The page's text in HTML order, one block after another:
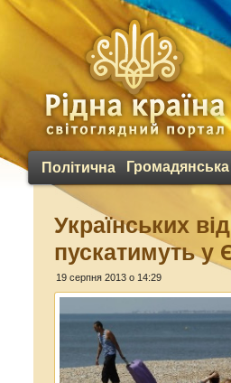
Політична Громадянська
Українських
пускатимуть у
19 серпня 2013 о 14:29